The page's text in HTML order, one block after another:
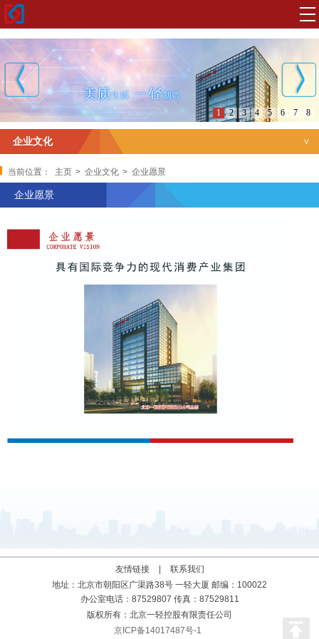
1 2 3 4 5 6 7 8
企业文化
企业标识
企业愿景
企业使命
核心价值观
当前位置： 主页 > 企业文化 > 企业愿景
企业愿景
友情链接 |
联系我们
地址：北京市朝阳区广渠路38号 一轻大厦 邮编：100022
办公室电话：87529807 传真：87529811
版权所有：北京一轻控股有限责任公司
京ICP备14017487号-1